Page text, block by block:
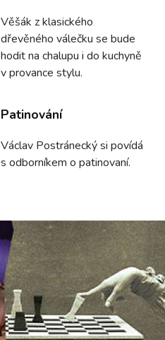
Věšák z klasického
dřevěného válečku se bude
hodit na chalupu i do kuchyně
v provance stylu.
Patinování
Václav Postránecký si povídá
s odborníkem o patinovaní.